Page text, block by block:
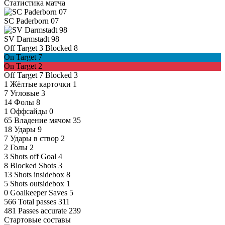
Статистика матча
SC Paderborn 07
SV Darmstadt 98
Off Target 3 Blocked 8
On Target 7
On Target 2
Off Target 7 Blocked 3
1 Жёлтые карточки 1
7 Угловые 3
14 Фолы 8
1 Оффсайды 0
65 Владение мячом 35
18 Удары 9
7 Удары в створ 2
2 Голы 2
3 Shots off Goal 4
8 Blocked Shots 3
13 Shots insidebox 8
5 Shots outsidebox 1
0 Goalkeeper Saves 5
566 Total passes 311
481 Passes accurate 239
Стартовые составы